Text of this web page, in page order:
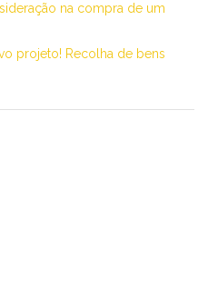
na compra de um
projeto! Recolha de bens